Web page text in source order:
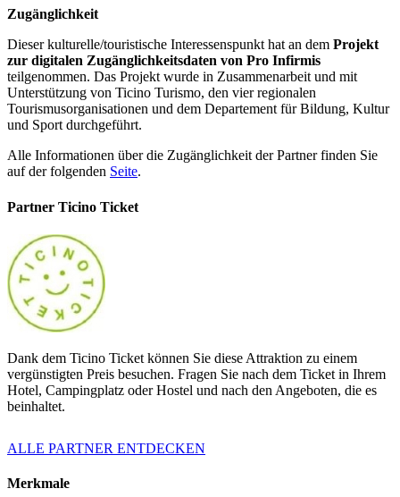
Zugänglichkeit
Dieser kulturelle/touristische Interessenspunkt hat an dem Projekt
zur digitalen Zugänglichkeitsdaten von Pro Infirmis
teilgenommen. Das Projekt wurde in Zusammenarbeit und mit
Unterstützung von Ticino Turismo, den vier regionalen
Tourismusorganisationen und dem Departement für Bildung, Kultur
und Sport durchgeführt.
Alle Informationen über die Zugänglichkeit der Partner finden Sie
auf der folgenden Seite.
Partner Ticino Ticket
Dank dem Ticino Ticket können Sie diese Attraktion zu einem
vergünstigten Preis besuchen. Fragen Sie nach dem Ticket in Ihrem
Hotel, Campingplatz oder Hostel und nach den Angeboten, die es
beinhaltet.
ALLE PARTNER ENTDECKEN
Merkmale